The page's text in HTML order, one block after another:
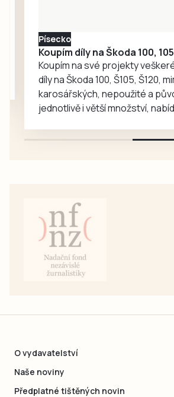
Písecko
Koupím díly na Škoda 100,
Koupím na své projekty
díly na Škoda 100, Š105, Š120,
karosářských, nepoužité a
jednotlivě i větší množství,
O vydavatelství
Naše noviny
Předplatné tištěných novin